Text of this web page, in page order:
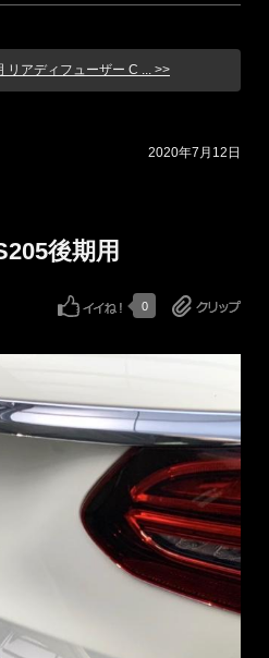
リアディフューザー C ... >>
2020年7月12日
後期用
0